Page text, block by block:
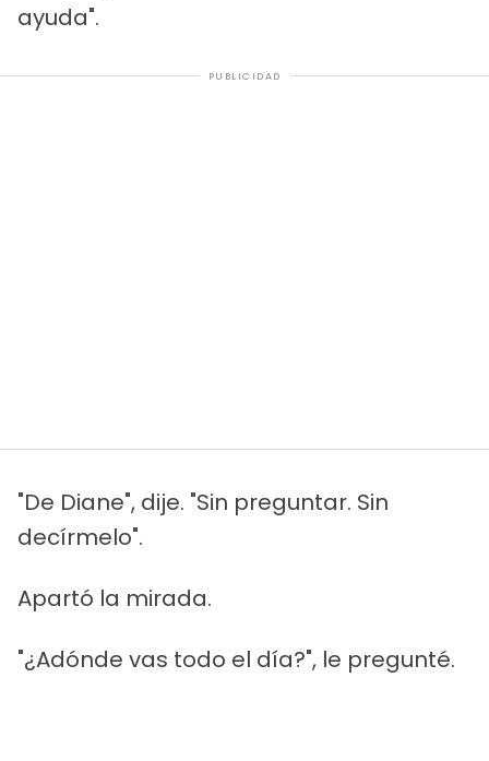
ayuda".
PUBLICIDAD
"De Diane", dije. "Sin preguntar. Sin
decírmelo".
Apartó la mirada.
"¿Adónde vas todo el día?", le pregunté.